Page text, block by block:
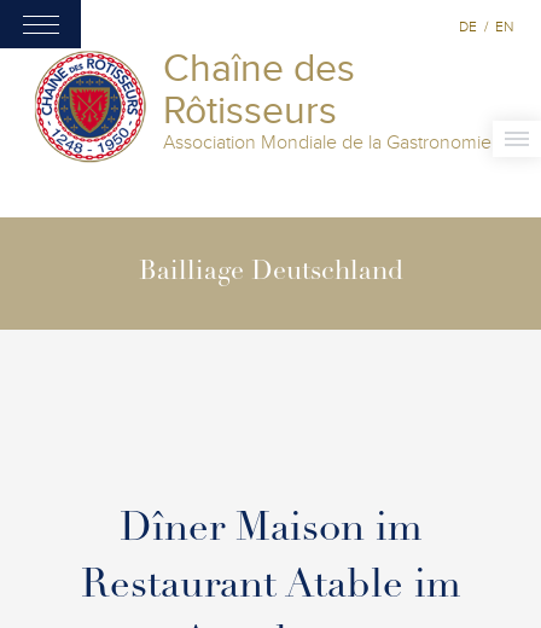
Chaîne des
Rôtisseurs
Association Mondiale de la Gastronomie
DE / EN
Bailliage Deutschland
Dîner Maison im
Restaurant Atable im